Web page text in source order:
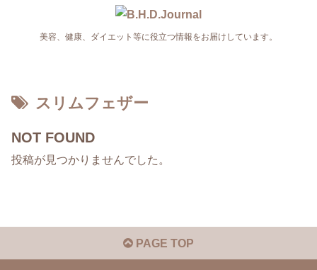
美容、健康、ダイエット等に役立つ情報をお届けしています。
スリムフェザー
NOT FOUND
投稿が見つかりませんでした。
PAGE TOP